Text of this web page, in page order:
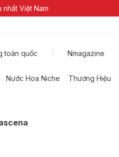
Việt Nam
toàn quốc Nmagazine
Nước Hoa Niche Thương Hiệu